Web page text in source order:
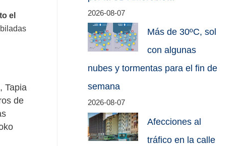
el
Tapia
de
2026-08-07
Más de 30ºC, sol
con algunas
nubes y tormentas para el fin de
semana
2026-08-07
Afecciones al
tráfico en la calle